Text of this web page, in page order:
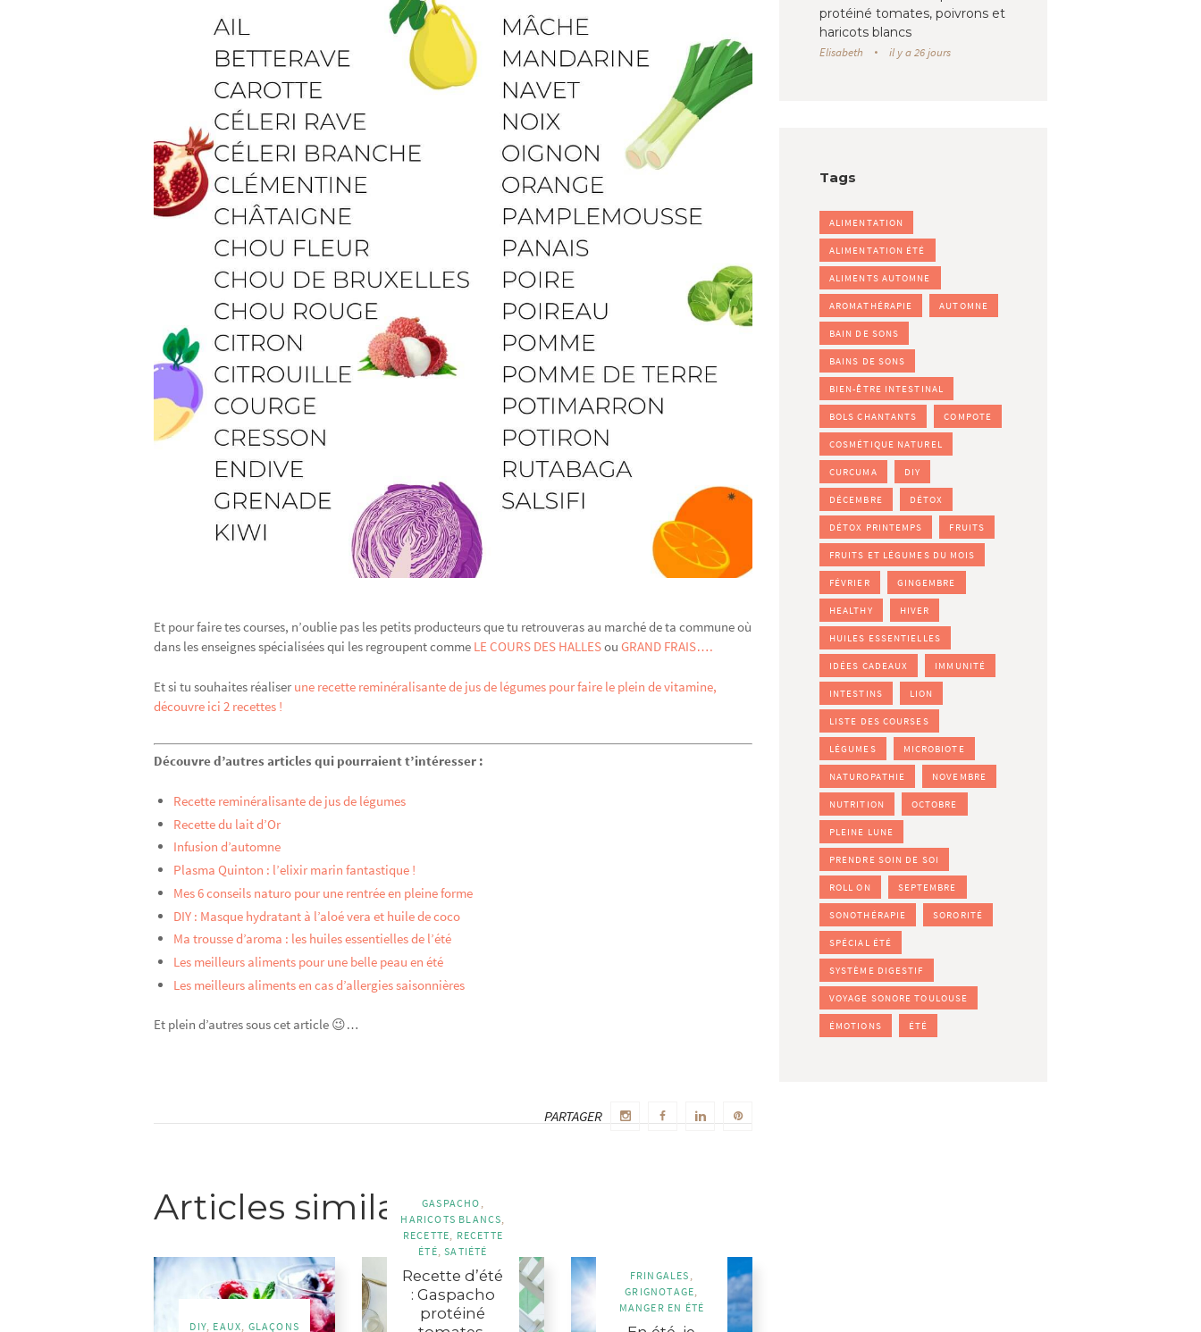
Et pour faire tes courses, n’oublie pas les petits producteurs que tu retrouveras au marché de ta commune où
dans les enseignes spécialisées qui les regroupent comme LE COURS DES HALLESou GRAND FRAIS….
Et si tu souhaites réaliser une recette reminéralisante de jus de légumes pour faire le plein de vitamine,
découvre ici 2 recettes !
Découvre d’autres articles qui pourraient t’intéresser :
Recette reminéralisante de jus de légumes
Recette du lait d’Or
Infusion d’automne
Plasma Quinton : l’elixir marin fantastique !
Mes 6 conseils naturo pour une rentrée en pleine forme
DIY : Masque hydratant à l’aloé vera et huile de coco
Ma trousse d’aroma : les huiles essentielles de l’été
Les meilleurs aliments pour une belle peau en été
Les meilleurs aliments en cas d’allergies saisonnières
Et plein d’autres sous cet article 😉…
PARTAGER
Articles similaires
DIY, EAUX, GLAÇONS
GASPACHO ,
HARICOTS BLANCS,
RECETTE, RECETTE
ÉTÉ,SATIÉTÉ
Recette d’été
: Gaspacho
protéiné
FRINGALES ,
GRIGNOTAGE,
MANGER EN ÉTÉ
protéiné tomates, poivrons et
haricots blancs
Elisabeth il y a 26 jours
Tags
ALIMENTATION
ALIMENTATION ÉTÉ
ALIMENTS AUTOMNE
AROMATHÉRAPIE AUTOMNE
BAIN DE SONS
BAINS DE SONS
BIEN-ÊTRE INTESTINAL
BOLS CHANTANTS COMPOTE
COSMÉTIQUE NATUREL
CURCUMA DIY
DÉCEMBRE DÉTOX
DÉTOX PRINTEMPS FRUITS
FRUITS ET LÉGUMES DU MOIS
FÉVRIER GINGEMBRE
HEALTHY HIVER
HUILES ESSENTIELLES
IDÉES CADEAUX IMMUNITÉ
INTESTINS LION
LISTE DES COURSES
LÉGUMES MICROBIOTE
NATUROPATHIE NOVEMBRE
NUTRITION OCTOBRE
PLEINE LUNE
PRENDRE SOIN DE SOI
ROLL ON SEPTEMBRE
SONOTHÉRAPIE SORORITÉ
SPÉCIAL ÉTÉ
SYSTÈME DIGESTIF
VOYAGE SONORE TOULOUSE
ÉMOTIONS ÉTÉ